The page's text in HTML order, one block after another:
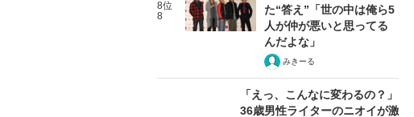
8位
8
た“答え”「世の中は俺ら5
人が仲が悪いと思ってる
んだよな」
みきーる
「えっ、こんなに変わるの？」
36歳男性ライターのニオイが激